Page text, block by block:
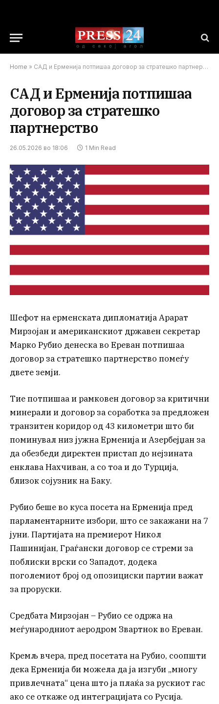
Home » САД и Ерменија потпишаа договор за стратешко партнерство
САД и Ерменија потпишаа
договор за стратешко
партнерство
26.05.2026 во 18:06 1 Min Read
Шефот на ерменската дипломатија Арарат
Мирзојан и американскиот државен секретар
Марко Рубио денеска во Ереван потпишаа
договор за стратешко партнерство помеѓу
двете земји.
Тие потпишаа и рамковен договор за критични
минерали и договор за соработка за предложен
транзитен коридор од 43 километри што би
поминувал низ јужна Ерменија и Азербејџан за
да обезбеди директен пристап до нејзината
енклава Нахчиван, а со тоа и до Турција,
близок сојузник на Баку.
Рубио беше во куса посета на Ерменија пред
парламентарните избори, што се закажани на 7
јуни. Партијата на премиерот Никол
Пашинијан, Граѓански договор се стреми за
поблиски врски со Западот, додека
поголемиот број од опозициски партии важат
за проруски.
Средбата Мирзојан – Рубио се одржа на
меѓународниот аеродром Звартнок во Ереван.
Кремљ вчера, пред посетата на Рубио, соопшти
дека Ерменија би можела да ја изгуби „многу
привлечната“ цена што ја плаќа за рускиот гас
ако се откаже од интеграцијата со Русија.